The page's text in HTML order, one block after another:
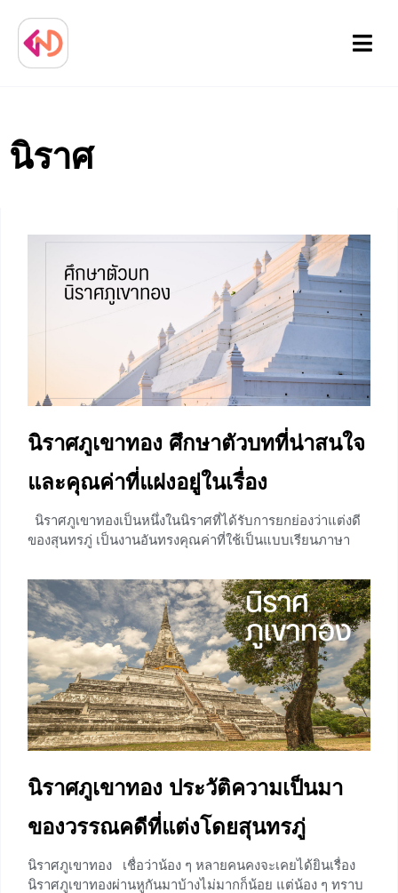
Menu
นิราศ
นิราศภูเขาทอง ศึกษาตัวบทที่น่าสนใจ
และคุณค่าที่แฝงอยู่ในเรื่อง
นิราศภูเขาทองเป็นหนึ่งในนิราศที่ได้รับการยกย่องว่าแต่งดี
ของสุนทรภู่ เป็นงานอันทรงคุณค่าที่ใช้เป็นแบบเรียนภาษา
นิราศภูเขาทองกันดีกว่าค่ะว่ามีบทไหนที่เด่น ๆ ควรศึกษาและ
จดจำไว้เพื่อไม่ให้พลาดในการทำข้อสอบ ถอดคำประพันธ์
นิราศภูเขาทอง เนื่องจากนิราศภูเขาทองมีหลายบท ในที่นี้จะ
เลือกเฉพาะบทที่เด่น ๆ มาศึกษากันนะคะ เราไปดูกันที่บทแรก
เลยค่ะ ถอดคำประพันธ์ บทนี้เป็นการเปรียบเทียบการดื่ม
เหล้ากับความรัก เหล้าเป็นอบายมุข เมื่อดื่มเข้าไปจะทำให้มี
อาการมึนเมา สติสัมปชัญญะไม่ครบถ้วน แต่เมื่อเวลาผ่านไป
อาการมึนเมาเหล่านั้นก็จะหายไป แต่หากหลงมัวเมาอยู่กับ
ความรัก ไม่ว่าจะใช้เวลาเท่าไหร่ก็หายไปง่าย ๆ
นิราศภูเขาทอง ประวัติความเป็นมา
ของวรรณคดีที่แต่งโดยสุนทรภู่
นิราศภูเขาทอง เชื่อว่าน้อง ๆ หลายคนคงจะเคยได้ยินเรื่อง
นิราศภูเขาทองผ่านหูกันมาบ้างไม่มากก็น้อย แต่น้อง ๆ ทราบ